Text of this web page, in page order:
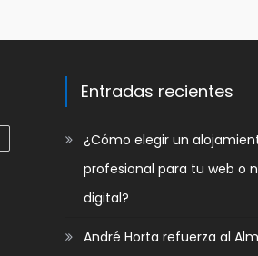
Entradas recientes
​¿Cómo elegir un
profesional para tu web o
digital?
André Horta refuerza al